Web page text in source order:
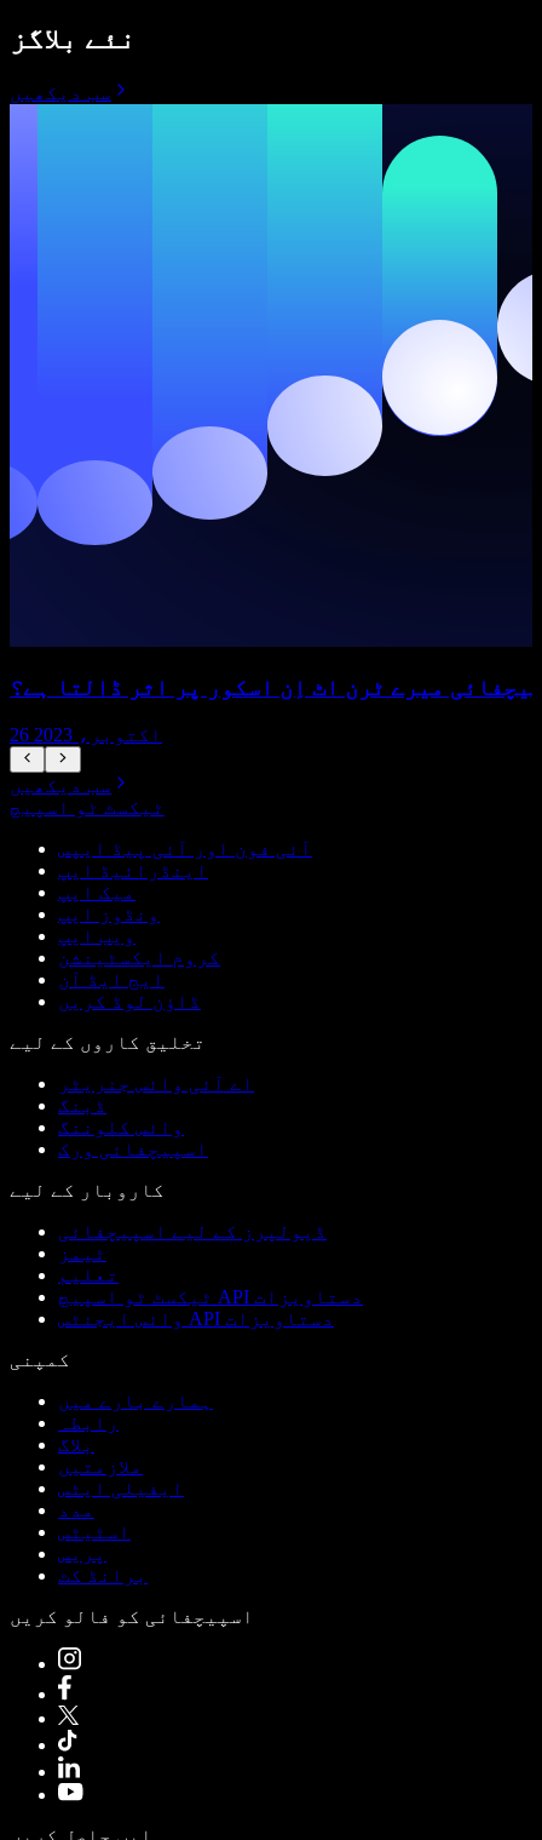
نئے بلاگز
سب دیکھیں
میرے ٹرن اٹ اِن اسکور پر اثر ڈالتا ہے؟
26 اکتوبر، 2023
سب دیکھیں
ٹیکسٹ ٹو اسپیچ
آئی فون اور آئی پیڈ ایپس
اینڈرائیڈ ایپ
میک ایپ
ونڈوز ایپ
ویب ایپ
کروم ایکسٹینشن
ایج ایڈ آن
ڈاؤن لوڈ کریں
تخلیق کاروں کے لیے
اے آئی وائس جنریٹر
ڈبنگ
وائس کلوننگ
اسپیچفائی ورک
کاروبار کے لیے
ڈیولپرز کے لیے اسپیچفائی
ٹیمز
تعلیم
ٹیکسٹ ٹو اسپیچ API دستاویزات
وائس ایجنٹس API دستاویزات
کمپنی
ہمارے بارے میں
رابطہ
بلاگ
ملازمتیں
ایفیلی ایٹس
مدد
اسٹیٹس
پریس
برانڈ کٹ
اسپیچفائی کو فالو کریں
ایپ حاصل کریں